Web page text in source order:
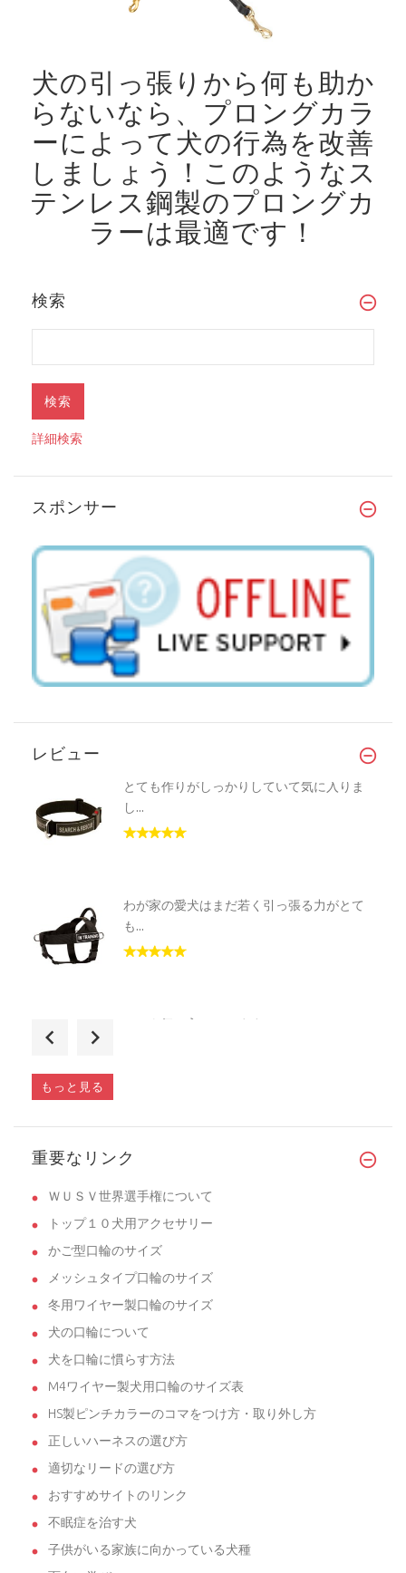
犬の引っ張りから何も助か
らないなら、プロングカラ
ーによって犬の行為を改善
しましょう！ このようなス
テンレス鋼製のプロングカ
ラーは最適です！
検索
詳細検索
スポンサー
レビュー
とても作りがしっかりしていて気に入りま
し...
わが家の愛犬はまだ若く引っ張る力がとて
も...
とても気に入っています。かっこいいで
が...
もっと見る
重要なリンク
ＷＵＳＶ世界選手権について
トップ１０犬用アクセサリー
かご型口輪のサイズ
メッシュタイプ口輪のサイズ
冬用ワイヤー製口輪のサイズ
犬の口輪について
犬を口輪に慣らす方法
M4ワイヤー製犬用口輪のサイズ表
HS製ピンチカラーのコマをつけ方・取り外し方
正しいハーネスの選び方
適切なリードの選び方
おすすめサイトのリンク
不眠症を治す犬
子供がいる家族に向かっている犬種